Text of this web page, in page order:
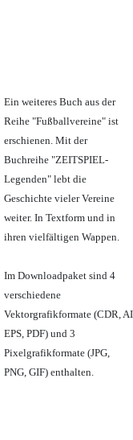
Ein weiteres Buch aus der
Reihe "Fußballvereine" ist
erschienen. Mit der
Buchreihe "ZEITSPIEL-
Legenden" lebt die
Geschichte vieler Vereine
weiter. In Textform und in
ihren vielfältigen Wappen.
Im Downloadpaket sind 4
verschiedene
Vektorgrafikformate (CDR, AI
EPS, PDF) und 3
Pixelgrafikformate (JPG,
PNG, GIF) enthalten.